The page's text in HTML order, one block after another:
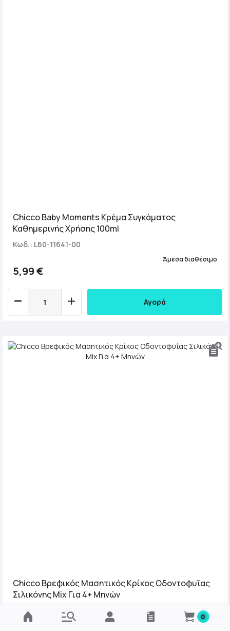
Chicco Baby Moments Κρέμα Συγκάματος
Καθημερινής Χρήσης 100ml
Κωδ.: L60-11641-00
5,99 €
Άμεσα διαθέσιμο
Αγορά
Chicco Βρεφικός Μασητικός Κρίκος Οδοντοφυΐας
Σιλικόνης Mix Για 4+ Μηνών
Κωδ.: C05-28130-30
Άμεσα διαθέσιμο
0